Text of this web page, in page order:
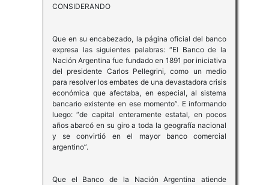
CONSIDERANDO
Que en su encabezado, la página oficial del banco
expresa las siguientes palabras: “El Banco de la
Nación Argentina fue fundado en 1891 por iniciativa
del presidente Carlos Pellegrini, como un medio
para resolver los embates de una devastadora crisis
económica que afectaba, en especial, al sistema
bancario existente en ese momento”. E informando
luego: “de capital enteramente estatal, en pocos
años abarcó en su giro a toda la geografía nacional
y se convirtió en el mayor banco comercial
argentino”.
Que el Banco de la Nación Argentina atiende